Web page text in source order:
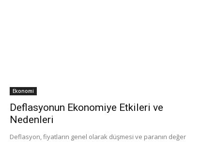
Ekonomi
Deflasyonun Ekonomiye Etkileri ve
Nedenleri
Deflasyon, fiyatların genel olarak düşmesi ve paranın değer